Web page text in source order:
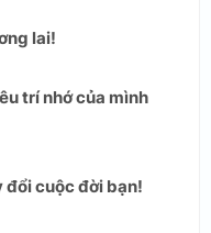
lai!
trí nhớ của mình
đổi cuộc đời bạn!